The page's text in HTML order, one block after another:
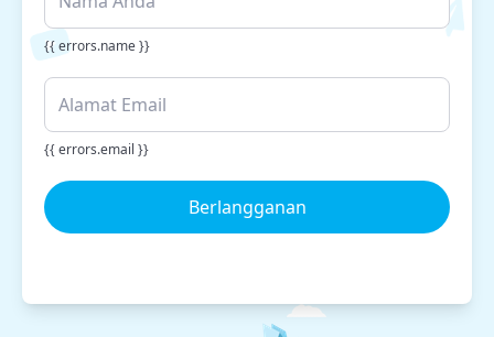
{{ errors.name }}
{{ errors.email }}
Berlangganan